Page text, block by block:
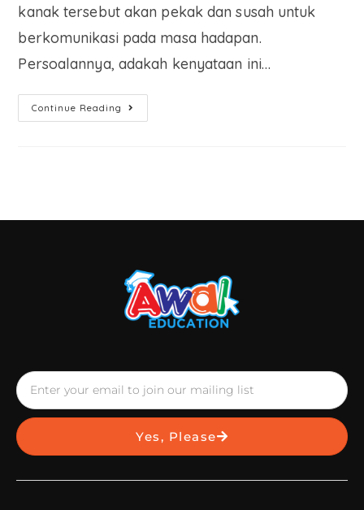
kanak tersebut akan pekak dan susah untuk
berkomunikasi pada masa hadapan.
Persoalannya, adakah kenyataan ini…
Continue Reading
Yes, Please